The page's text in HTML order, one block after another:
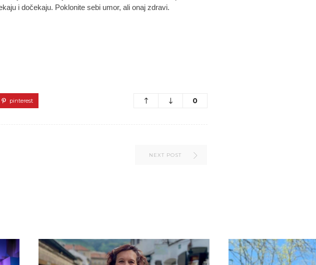
i dočekaju. Poklonite sebi umor, ali onaj zdravi.
pinterest 0
NEXT POST